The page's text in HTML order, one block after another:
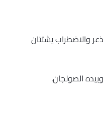
والاضطراب يشتتان
الصولجان.